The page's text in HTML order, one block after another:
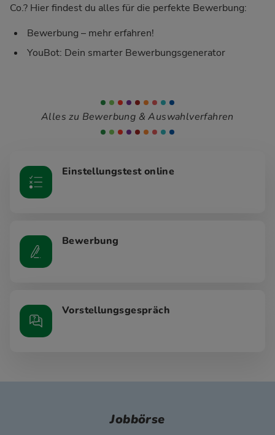
Co.? Hier findest du alles für die perfekte Bewerbung:
Bewerbung – mehr erfahren!
YouBot: Dein smarter Bewerbungsgenerator
Alles zu Bewerbung & Auswahlverfahren
Einstellungstest online
Bewerbung
Vorstellungsgespräch
Jobbörse